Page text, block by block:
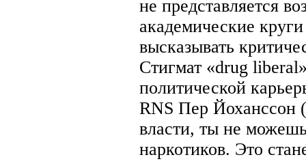
не представляется
академические
высказывать
Стигмат «drug
политической
RNS Пер Йоханссон
власти, ты не
наркотиков. Это